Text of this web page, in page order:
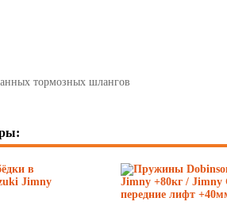
тормозных шлангов